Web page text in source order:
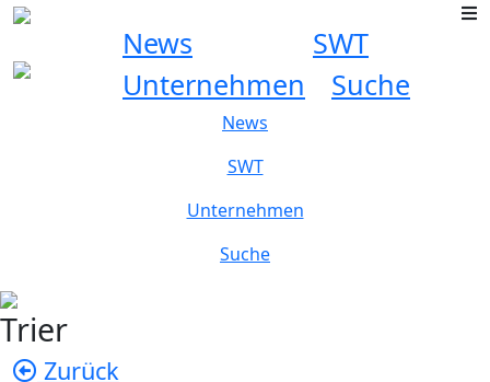
News
SWT
Unternehmen
Suche
News
SWT
Unternehmen
Suche
Trier
Zurück